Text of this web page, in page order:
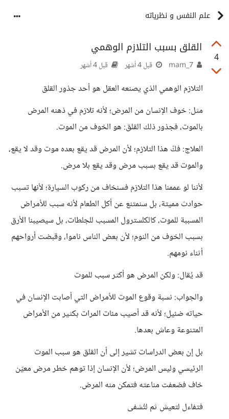
علم النفس و نظرياته
4
القلق بسبب التلازم الوهمي
قبل 4 أشهر قبل 4 أشهر
التلازم الوهمي الذي يصنعه العقل هو أحد جذور القلق
مثل: خوف الإنسان من المرض؛ لأنه تلازم في ذهنه المرض
بالموت، فجذور ذلك القلق: هو الخوف من الموت.
العلاج: فكّ هذا التلازم؛ لأن المرض قد يقع بعده موت وقد لا يقع،
والموت قد يقع بسبب مرض وقد يقع بلا مرض.
لأننا لو عممنا هذا التلازم فسنخاف من ركوب السيارة؛ لأنها تسبب
حوادث مميتة، بل سنمتنع عن أكل الطعام لأنه سبب للأمراض
المسببة للموت، كالكلسترول المسبب للجلطات، بل سيصيبنا الأرق
بسبب الخوف من النوم؛ لأن بعض الناس ناموا، وقبضت أرواحهم
أثناء نومهم.
قد يُقال: ولكن المرض هو أكثر سبب للموت
والجواب: نسبة وقوع الموت للأمراض التي أصابت الإنسان في
حياته ضئيل؛ لأنه قد أصيب مئات المرات بكثير من الأمراض
المتنوعة وعاش بعدها.
بل إن بعض الدراسات تشير إلى أن القلق هو سبب الموت
الرئيسي وليس المرض؛ لأن الإنسان إذا توهم خطر مرض معيّن
خاف فضعفت مناعته فتمكن منه المرض.
فتفاءل لتعيش ثم لتُشفى